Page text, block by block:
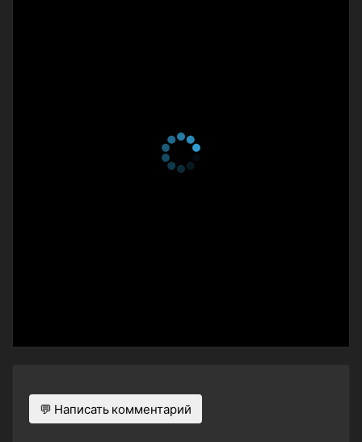
💬 Написать комментарий